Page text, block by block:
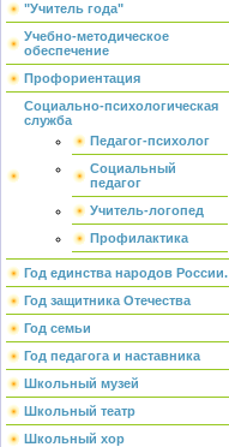
"Учитель года"
Учебно-методическое
обеспечение
Профориентация
Социально-психологическая
служба
Педагог-психолог
Социальный
педагог
Учитель-логопед
Профилактика
Год единства народов России.
Год защитника Отечества
Год семьи
Год педагога и наставника
Школьный музей
Школьный театр
Школьный хор